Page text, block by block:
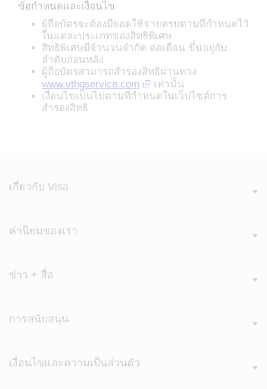
ข้อกำหนดและเงื่อนไข
ผู้ถือบัตรจะต้องมียอดใช้จ่ายครบตามที่กำหนดไว้
ในแต่ละประเภทของสิทธิพิเศษ
สิทธิพิเศษมีจำนวนจำกัด ต่อเดือน ขึ้นอยู่กับ
ลำดับก่อนหลัง
ผู้ถือบัตรสามารถสำรองสิทธิผ่านทาง
www.vthgservice.com
เท่านั้น
เงื่อนไขเป็นไปตามที่กำหนดในเว็ปไซต์การ
สำรองสิทธิ
เกี่ยวกับ Visa
ค่านิยมของเรา
ข่าว + สื่อ
การสนับสนุน
เงื่อนไขและความเป็นส่วนตัว